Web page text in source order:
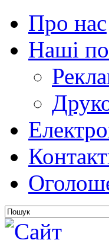
Про нас
Наші